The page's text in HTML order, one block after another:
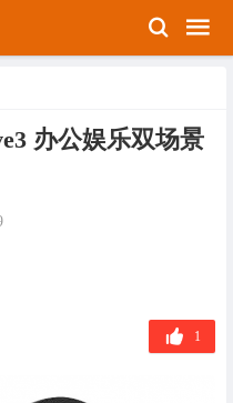
办公娱乐双场景
1